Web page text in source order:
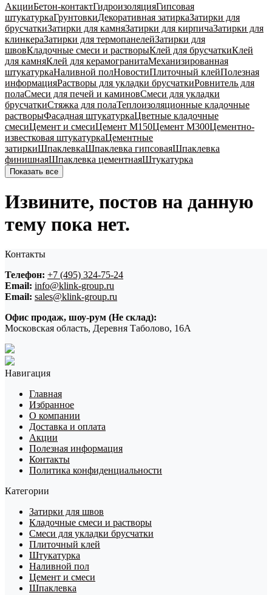
АкцииБетон-контактГидроизоляцияГипсовая
штукатуркаГрунтовкиДекоративная затиркаЗатирки для
брусчаткиЗатирки для камняЗатирки для кирпичаЗатирки для
клинкераЗатирки для термопанелейЗатирки для
швовКладочные смеси и растворыКлей для брусчаткиКлей
для камняКлей для керамогранитаМеханизированная
штукатуркаНаливной полНовостиПлиточный клейПолезная
информацияРастворы для укладки брусчаткиРовнитель для
полаСмеси для печей и каминовСмеси для укладки
брусчаткиСтяжка для полаТеплоизоляционные кладочные
растворыФасадная штукатуркаЦветные кладочные
смесиЦемент и смесиЦемент М150Цемент М300Цементно-
известковая штукатуркаЦементные
затиркиШпаклевкаШпаклевка гипсоваяШпаклевка
финишнаяШпаклевка цементнаяШтукатурка
Показать все
Извините, постов на данную
тему пока нет.
Контакты
Телефон: +7 (495) 324-75-24
Email: info@klink-group.ru
Email: sales@klink-group.ru
Офис продаж, шоу-рум (Не склад):
Московская область, Деревня Таболово, 16А
Навигация
Главная
Избранное
О компании
Доставка и оплата
Акции
Полезная информация
Контакты
Политика конфиденциальности
Категории
Затирки для швов
Кладочные смеси и растворы
Смеси для укладки брусчатки
Плиточный клей
Штукатурка
Наливной пол
Цемент и смеси
Шпаклевка